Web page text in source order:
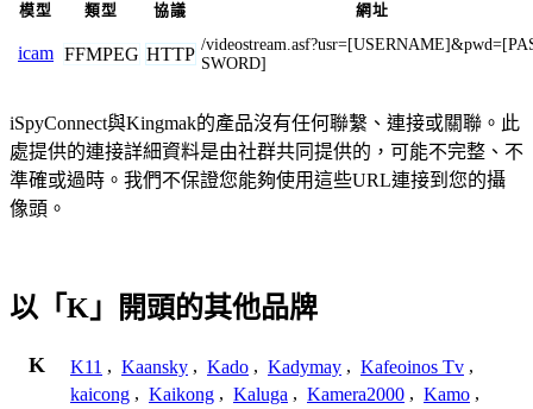
模型 類型 協議 網址
icam FFMPEG HTTP /
SWORD]
iSpyConnect與Kingmak的產品沒有任何聯繫、連接或關聯。此
處提供的連接詳細資料是由社群共同提供的，可能不完整、不
準確或過時。我們不保證您能夠使用這些URL連接到您的攝
像頭。
以「K」開頭的其他品牌
K K11 , Kaansky , Kado , Kadymay , Kafeoinos Tv ,
kaicong , Kaikong , Kaluga , Kamera2000 , Kamo ,